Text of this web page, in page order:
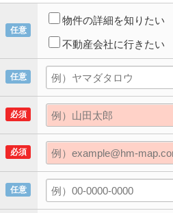
任意
物件の詳細を知りたい
不動産会社に行きたい
任意
必須
必須
任意